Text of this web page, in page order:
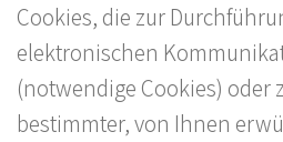
Cookies, die zur
elektronischen
(notwendige Cookies) oder
bestimmter, von Ihnen